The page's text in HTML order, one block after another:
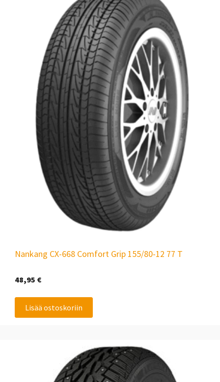
Nankang CX-668 Comfort Grip 155/80-12 77 T
48,95 €
Lisää ostoskoriin